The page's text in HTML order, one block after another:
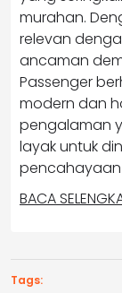
murahan.
relevan
ancaman
Passenger
modern dan
pengalaman
layak untuk
BACA
Tags: